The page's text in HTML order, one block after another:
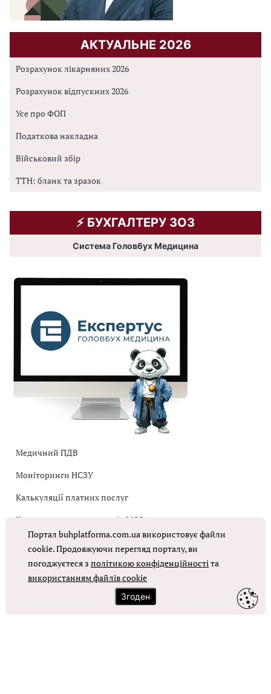
АКТУАЛЬНЕ 2026
Розрахунок лікарняних 2026
Розрахунок відпускних 2026
Усе про ФОП
Податкова накладна
Військовий збір
ТТН: бланк та зразок
⚡️ БУХГАЛТЕРУ ЗОЗ
Система Головбух Медицина
Медичний ПДВ
Моніторинги НСЗУ
Калькуляції платних послуг
Коригувальна накладна від МОЗ
Оплата праці в КНП
ОТРИМАТИ ДОСТУП
Портал buhplatforma.com.ua використовує файли
cookie. Продовжуючи перегляд порталу, ви
погоджуєтеся зполітикою конфіденційностіта
використанням файлів cookie
Згоден